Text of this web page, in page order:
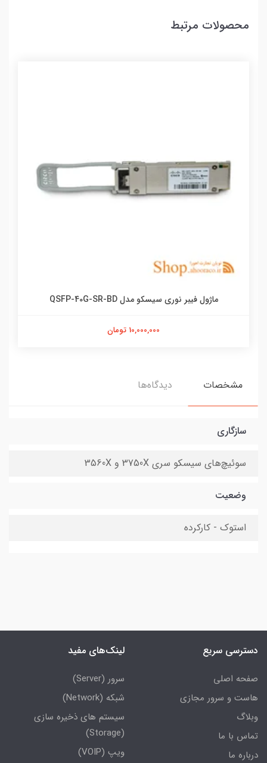
محصولات مرتبط
ماژول فیبر نوری سیسکو مدل QSFP-40G-SR-BD
10,000,000 تومان
مشخصات دیدگاه‌ها
سازگاری
سوئیچ‌های سیسکو سری 3750X و 3560X
وضعیت
استوک - کارکرده
دسترسی سریع
صفحه اصلی
هاست و سرور مجازی
وبلاگ
تماس با ما
درباره ما
لینک‌های مفید
سرور (Server)
شبکه (Network)
سیستم های ذخیره سازی
(Storage)
ویپ (VOIP)